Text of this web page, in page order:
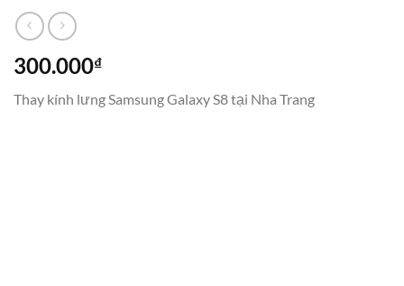
300.000₫
Thay kính lưng Samsung Galaxy S8 tại Nha Trang